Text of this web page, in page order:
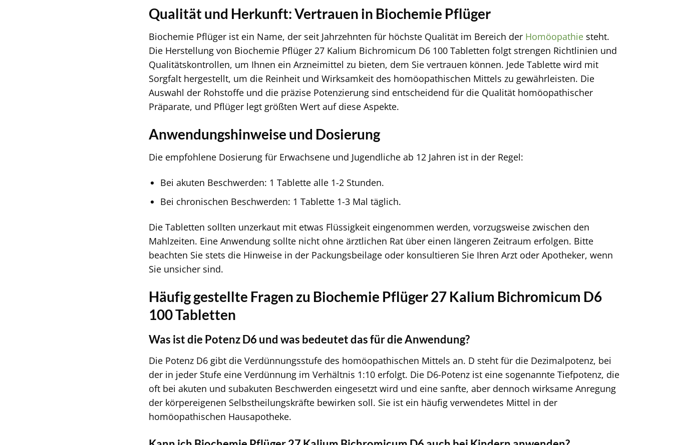
Qualität und Herkunft: Vertrauen in Biochemie Pflüger
Biochemie Pflüger ist ein Name, der seit Jahrzehnten für höchste Qualität im Bereich der Homöopathie steht.
Die Herstellung von Biochemie Pflüger 27 Kalium Bichromicum D6 100 Tabletten folgt strengen Richtlinien und
Qualitätskontrollen, um Ihnen ein Arzneimittel zu bieten, dem Sie vertrauen können. Jede Tablette wird mit
Sorgfalt hergestellt, um die Reinheit und Wirksamkeit des homöopathischen Mittels zu gewährleisten. Die
Auswahl der Rohstoffe und die präzise Potenzierung sind entscheidend für die Qualität homöopathischer
Präparate, und Pflüger legt größten Wert auf diese Aspekte.
Anwendungshinweise und Dosierung
Die empfohlene Dosierung für Erwachsene und Jugendliche ab 12 Jahren ist in der Regel:
Bei akuten Beschwerden: 1 Tablette alle 1-2 Stunden.
Bei chronischen Beschwerden: 1 Tablette 1-3 Mal täglich.
Die Tabletten sollten unzerkaut mit etwas Flüssigkeit eingenommen werden, vorzugsweise zwischen den
Mahlzeiten. Eine Anwendung sollte nicht ohne ärztlichen Rat über einen längeren Zeitraum erfolgen. Bitte
beachten Sie stets die Hinweise in der Packungsbeilage oder konsultieren Sie Ihren Arzt oder Apotheker, wenn
Sie unsicher sind.
Häufig gestellte Fragen zu Biochemie Pflüger 27 Kalium Bichromicum D6
100 Tabletten
Was ist die Potenz D6 und was bedeutet das für die Anwendung?
Die Potenz D6 gibt die Verdünnungsstufe des homöopathischen Mittels an. D steht für die Dezimalpotenz, bei
der in jeder Stufe eine Verdünnung im Verhältnis 1:10 erfolgt. Die D6-Potenz ist eine sogenannte Tiefpotenz, die
oft bei akuten und subakuten Beschwerden eingesetzt wird und eine sanfte, aber dennoch wirksame Anregung
der körpereigenen Selbstheilungskräfte bewirken soll. Sie ist ein häufig verwendetes Mittel in der
homöopathischen Hausapotheke.